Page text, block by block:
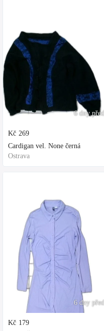
6 dny před
Kč 269
Cardigan vel. None černá
Ostrava
6 dny před
Kč 179